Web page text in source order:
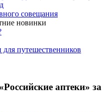
совещания
новинки
для путешественников
аптеки» за